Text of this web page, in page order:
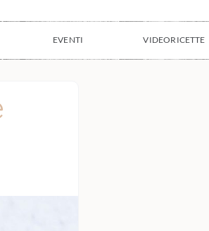
EVENTI VIDEORICETTE